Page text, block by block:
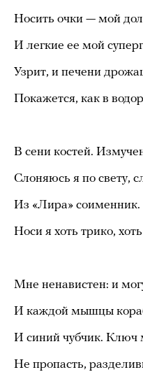
Носить очки — мой
И легкие ее мой
Узрит, и печени
Покажется, как в
В сени костей.
Слоняюсь я по свету,
Из «Лира»
Носи я хоть трико,
Мне ненавистен: и
И каждой мышцы
И синий чубчик.
Не пропасть,